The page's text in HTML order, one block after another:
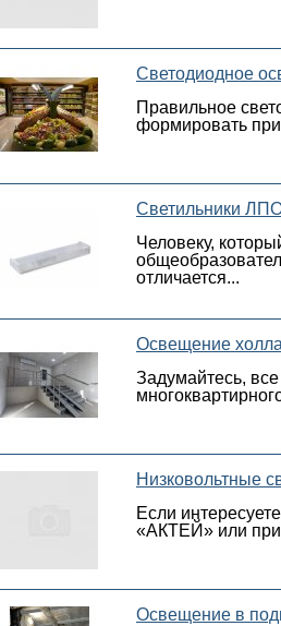
Светодиодное
Правильное
формировать
Светильники
Человеку,
отличается...
Освещение холла
Задумайтесь,
Низковольтные
Если
«АКТЕЙ» или
Освещение в